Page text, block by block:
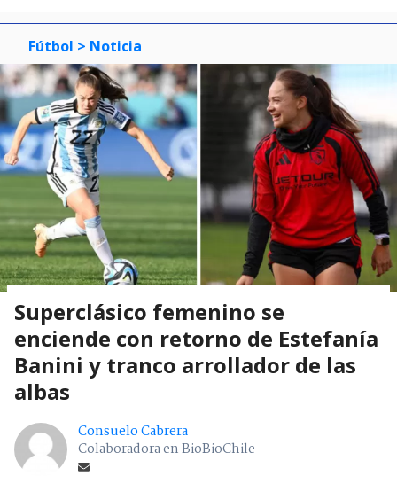
Fútbol > Noticia
Superclásico femenino se
enciende con retorno de Estefanía
Banini y tranco arrollador de las
albas
Consuelo Cabrera
Colaboradora en BioBioChile